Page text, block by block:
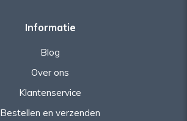
Informatie
Blog
Over ons
Klantenservice
Bestellen en verzenden